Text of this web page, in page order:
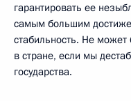
гарантировать ее
самым большим
стабильность. Не может
в стране, если мы
государства.